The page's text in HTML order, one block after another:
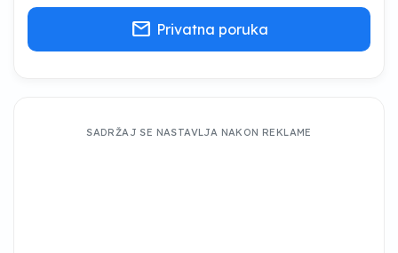
mail Privatna poruka
SADRŽAJ SE NASTAVLJA NAKON REKLAME